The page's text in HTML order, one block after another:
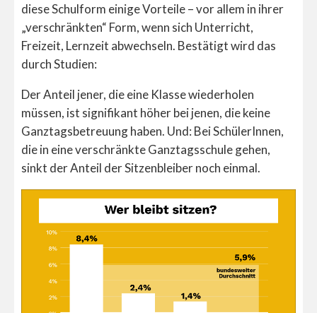
diese Schulform einige Vorteile – vor allem in ihrer
„verschränkten“ Form, wenn sich Unterricht,
Freizeit, Lernzeit abwechseln. Bestätigt wird das
durch Studien:
Der Anteil jener, die eine Klasse wiederholen
müssen, ist signifikant höher bei jenen, die keine
Ganztagsbetreuung haben. Und: Bei SchülerInnen,
die in eine verschränkte Ganztagsschule gehen,
sinkt der Anteil der Sitzenbleiber noch einmal.